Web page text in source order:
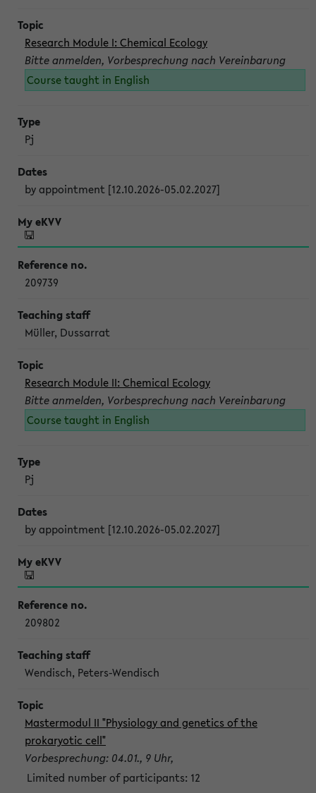
Research Module I: Chemical Ecology
Bitte anmelden, Vorbesprechung nach Vereinbarung
Course taught in English
Pj
by appointment [12.10.2026-05.02.2027]
209739
Müller, Dussarrat
Research Module II: Chemical Ecology
Bitte anmelden, Vorbesprechung nach Vereinbarung
Course taught in English
Pj
by appointment [12.10.2026-05.02.2027]
209802
Wendisch, Peters-Wendisch
Mastermodul II "Physiology and genetics of the
prokaryotic cell"
Vorbesprechung: 04.01., 9 Uhr,
Limited number of participants: 12